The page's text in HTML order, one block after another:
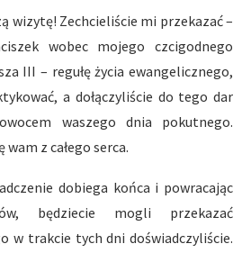
wizytę! Zechcieliście mi przekazać –
wobec mojego czcigodnego
III – regułę życia ewangelicznego,
a dołączyliście do tego dar
waszego dnia pokutnego.
z całego serca.
dobiega końca i powracając
będziecie mogli przekazać
w trakcie tych dni doświadczyliście.